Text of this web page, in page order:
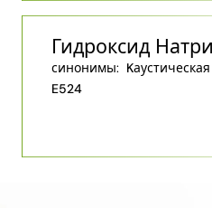
Гидроксид
синонимы:
E524